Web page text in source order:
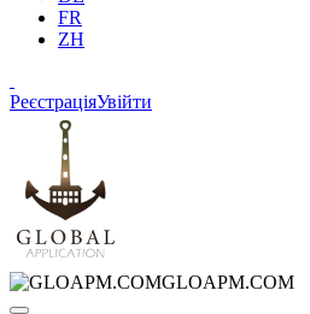
FR
ZH
РеєстраціяУвійти
GLOAPM.COM